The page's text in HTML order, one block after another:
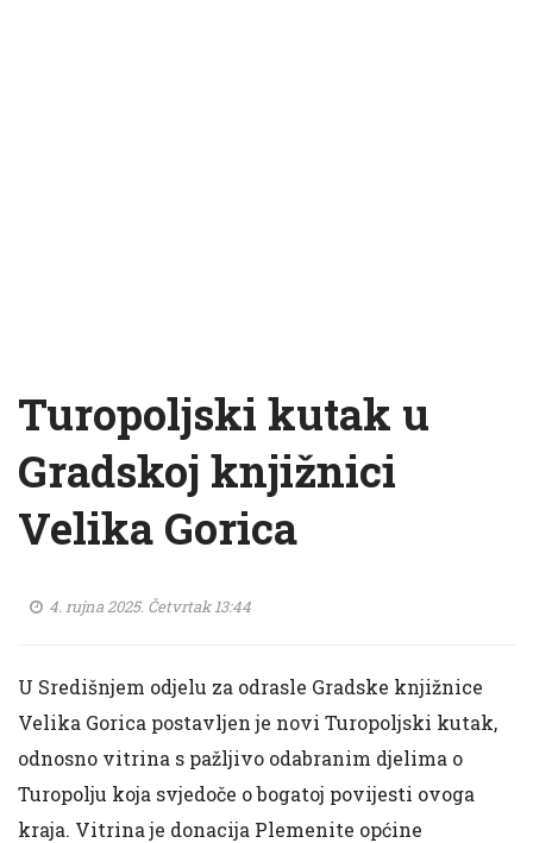
Turopoljski kutak u
Gradskoj knjižnici
Velika Gorica
4. rujna 2025. Četvrtak 13:44
U Središnjem odjelu za odrasle Gradske knjižnice
Velika Gorica postavljen je novi Turopoljski kutak,
odnosno vitrina s pažljivo odabranim djelima o
Turopolju koja svjedoče o bogatoj povijesti ovoga
kraja. Vitrina je donacija Plemenite općine